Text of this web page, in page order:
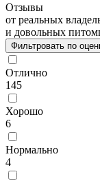
Отзывы
от реальных
и довольных
Фильтровать по
Отлично
145
Хорошо
6
Нормально
4